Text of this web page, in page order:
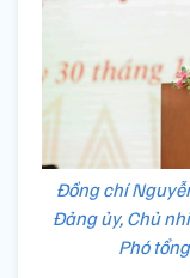
Đồng chí
Đảng ủy, Chủ
Phó